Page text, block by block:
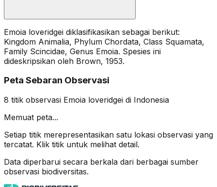
Emoia loveridgei diklasifikasikan sebagai berikut:
Kingdom Animalia, Phylum Chordata, Class Squamata,
Family Scincidae, Genus Emoia. Spesies ini
dideskripsikan oleh Brown, 1953.
Peta Sebaran Observasi
8 titik observasi Emoia loveridgei di Indonesia
Memuat peta...
Setiap titik merepresentasikan satu lokasi observasi yang
tercatat. Klik titik untuk melihat detail.
Data diperbarui secara berkala dari berbagai sumber
observasi biodiversitas.